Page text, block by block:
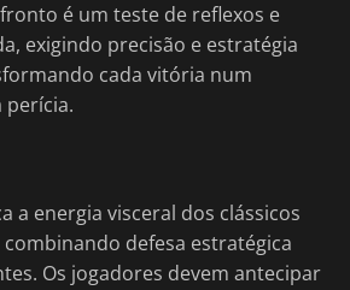
é um teste de reflexos e
exigindo precisão e estratégia
cada vitória num
a energia visceral dos clássicos
combinando defesa estratégica
Os jogadores devem antecipar